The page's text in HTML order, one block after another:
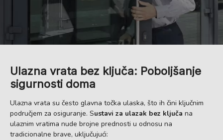
Ulazna vrata bez ključa: Poboljšanje
sigurnosti doma
Ulazna vrata su često glavna točka ulaska, što ih čini ključnim
područjem za osiguranje. Sustavi za ulazak bez ključa na
ulaznim vratima nude brojne prednosti u odnosu na
tradicionalne brave, uključujući: